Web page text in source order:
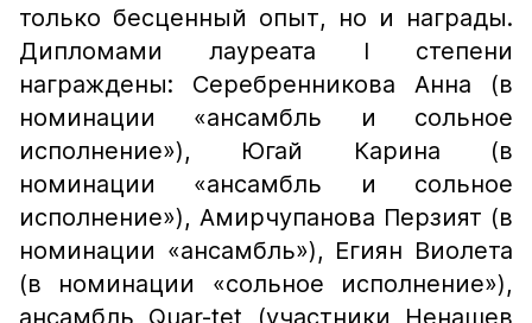
только бесценный опыт, но и награды.
Дипломами лауреата I степени
награждены: Серебренникова Анна (в
номинации «ансамбль и сольное
исполнение»), Югай Карина (в
номинации «ансамбль и сольное
исполнение»), Амирчупанова Перзият (в
номинации «ансамбль»), Егиян Виолета
(в номинации «сольное исполнение»),
ансамбль Quar-tet (участники Ненашев